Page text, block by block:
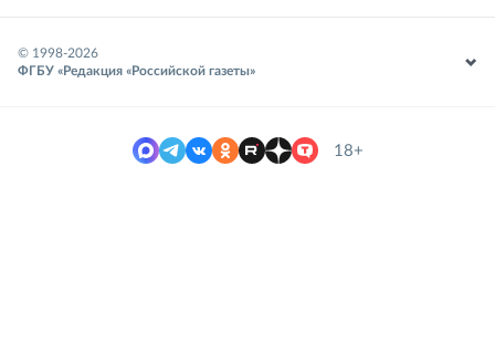
© 1998-2026
ФГБУ «Редакция «Российской газеты»
18+